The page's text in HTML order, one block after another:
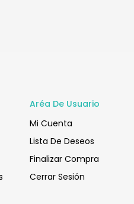
Aréa De Usuario
Mi Cuenta
Lista De Deseos
Finalizar Compra
Cerrar Sesión